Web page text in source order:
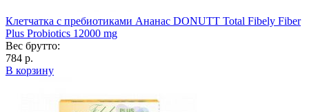
Клетчатка с пребиотиками Ананас DONUTT Total Fibely Fiber
Plus Probiotics 12000 mg
Вес брутто:
784 р.
В корзину